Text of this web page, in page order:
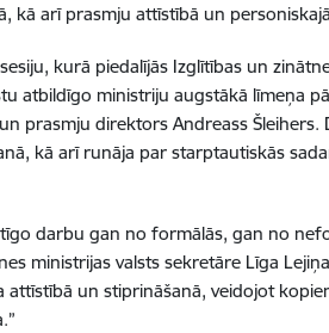
kā arī prasmju attīstībā un
kurā piedalījās Izglītības un
atbildīgo ministriju augstākā līmeņa
prasmju direktors Andreass
kā arī runāja par starptautiskās
darbu gan no formālās, gan no
ministrijas valsts sekretāre Līga
attīstībā un stiprināšanā, veidojot